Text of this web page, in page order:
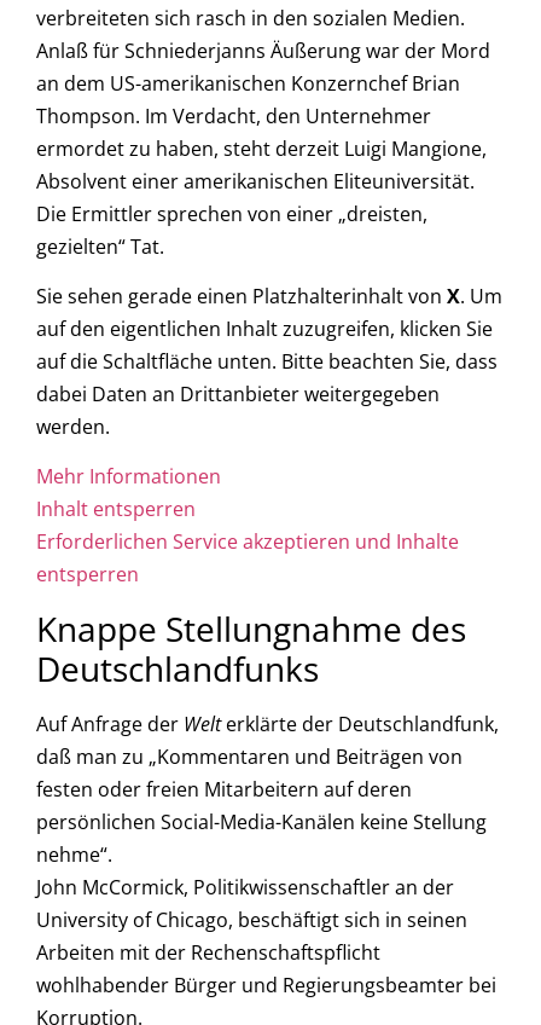
verbreiteten sich rasch in den sozialen Medien.
Anlaß für Schniederjanns Äußerung war der Mord
an dem US-amerikanischen Konzernchef Brian
Thompson. Im Verdacht, den Unternehmer
ermordet zu haben, steht derzeit Luigi Mangione,
Absolvent einer amerikanischen Eliteuniversität.
Die Ermittler sprechen von einer „dreisten,
gezielten“ Tat.
Sie sehen gerade einen Platzhalterinhalt von X. Um
auf den eigentlichen Inhalt zuzugreifen, klicken Sie
auf die Schaltfläche unten. Bitte beachten Sie, dass
dabei Daten an Drittanbieter weitergegeben
werden.
Mehr Informationen
Inhalt entsperren
Erforderlichen Service akzeptieren und Inhalte
entsperren
Knappe Stellungnahme des
Deutschlandfunks
Auf Anfrage der Welterklärte der Deutschlandfunk,
daß man zu „Kommentaren und Beiträgen von
festen oder freien Mitarbeitern auf deren
persönlichen Social-Media-Kanälen keine Stellung
nehme“.
John McCormick, Politikwissenschaftler an der
University of Chicago, beschäftigt sich in seinen
Arbeiten mit der Rechenschaftspflicht
wohlhabender Bürger und Regierungsbeamter bei
Korruption.